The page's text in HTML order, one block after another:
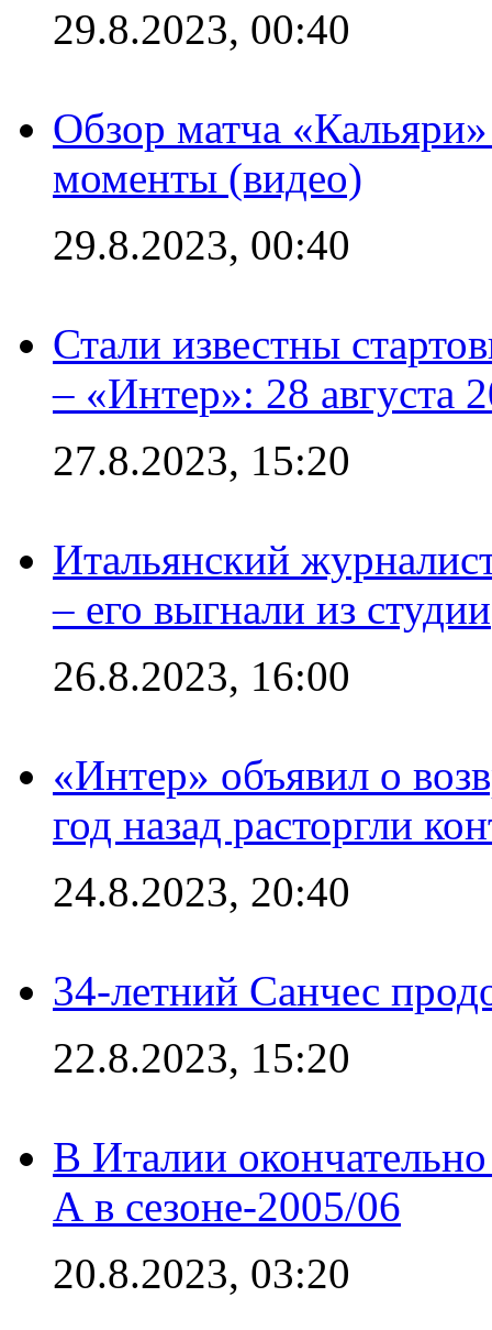
29.8.2023, 00:40
Обзор матча
моменты (видео)
29.8.2023, 00:40
Стали известны
– «Интер»: 28 августа
27.8.2023, 15:20
Итальянский
– его выгнали из студии
26.8.2023, 16:00
«Интер» объявил о
год назад расторгли
24.8.2023, 20:40
34-летний Санчес
22.8.2023, 15:20
В Италии
А в сезоне-2005/06
20.8.2023, 03:20